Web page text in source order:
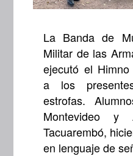
La Banda de
Militar de las
ejecutó el
a los
estrofas.
Montevideo y
Tacuarembó,
en lenguaje de